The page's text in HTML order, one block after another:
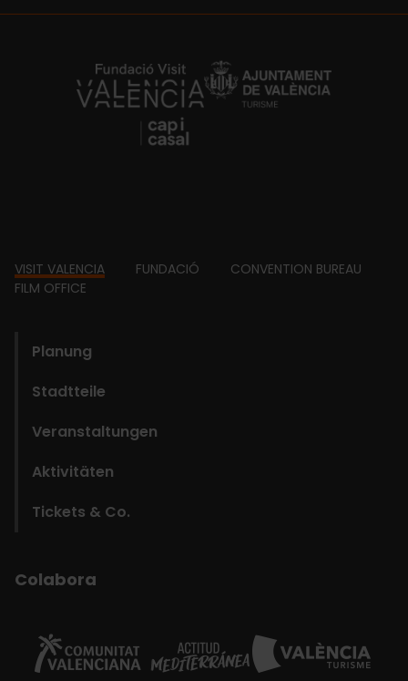
https://fundacion.visitvalencia.com/
Footer
VISIT VALENCIA FUNDACIÓ
CONVENTION BUREAU
FILM OFFICE
Planung
Stadtteile
Veranstaltungen
Aktivitäten
Tickets & Co.
Colabora